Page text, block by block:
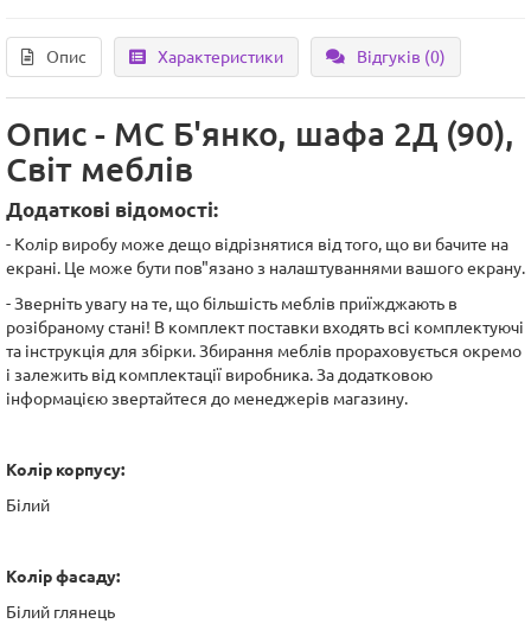
Опис Характеристики Відгуків (0)
Опис - МC Б'янко, шафа 2Д (90),
Світ меблів
Додаткові відомості:
- Колір виробу може дещо відрізнятися від того, що ви бачите на
екрані. Це може бути пов"язано з налаштуваннями вашого екрану.
- Зверніть увагу на те, що більшість меблів приїжджають в
розібраному стані! В комплект поставки входять всі комплектуючі
та інструкція для збірки. Збирання меблів прораховується окремо
і залежить від комплектації виробника. За додатковою
інформацією звертайтеся до менеджерів магазину.
Колір корпусу:
Білий
Колір фасаду:
Білий глянець